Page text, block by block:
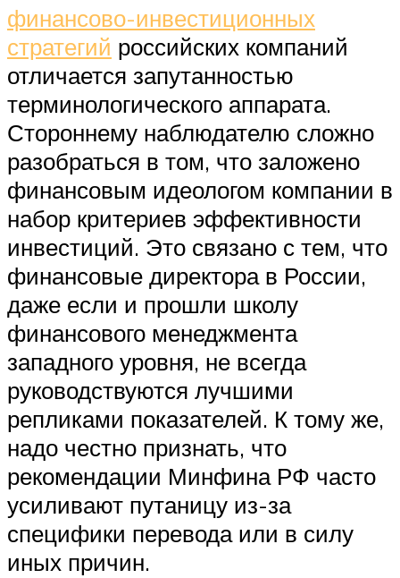
финансово-инвестиционных
стратегий российских компаний
отличается запутанностью
терминологического аппарата.
Стороннему наблюдателю сложно
разобраться в том, что заложено
финансовым идеологом компании в
набор критериев эффективности
инвестиций. Это связано с тем, что
финансовые директора в России,
даже если и прошли школу
финансового менеджмента
западного уровня, не всегда
руководствуются лучшими
репликами показателей. К тому же,
надо честно признать, что
рекомендации Минфина РФ часто
усиливают путаницу из-за
специфики перевода или в силу
иных причин.